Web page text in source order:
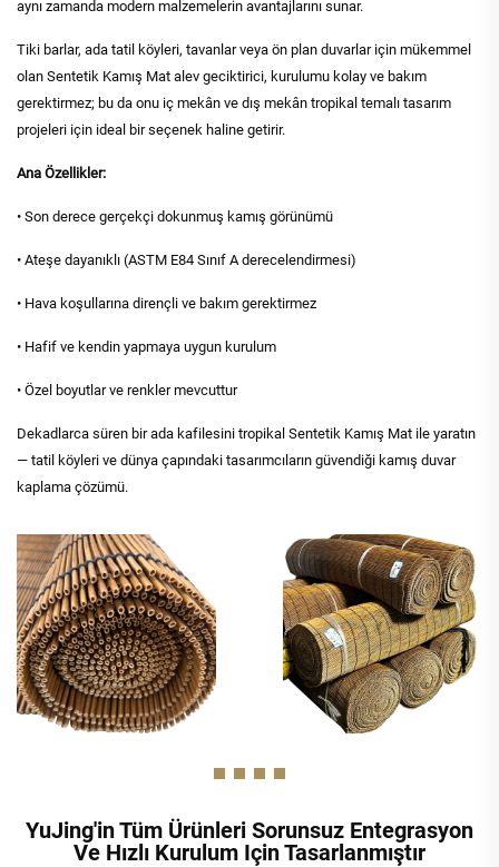
aynı zamanda modern malzemelerin avantajlarını sunar.
Tiki barlar, ada tatil köyleri, tavanlar veya ön plan duvarlar için mükemmel
olan Sentetik Kamış Mat alev geciktirici, kurulumu kolay ve bakım
gerektirmez; bu da onu iç mekân ve dış mekân tropikal temalı tasarım
projeleri için ideal bir seçenek haline getirir.
Ana Özellikler:
• Son derece gerçekçi dokunmuş kamış görünümü
• Ateşe dayanıklı (ASTM E84 Sınıf A derecelendirmesi)
• Hava koşullarına dirençli ve bakım gerektirmez
• Hafif ve kendin yapmaya uygun kurulum
• Özel boyutlar ve renkler mevcuttur
Dekadlarca süren bir ada kafilesini tropikal Sentetik Kamış Mat ile yaratın
— tatil köyleri ve dünya çapındaki tasarımcıların güvendiği kamış duvar
kaplama çözümü.
YuJing'in Tüm Ürünleri Sorunsuz Entegrasyon
Ve Hızlı Kurulum Için Tasarlanmıştır